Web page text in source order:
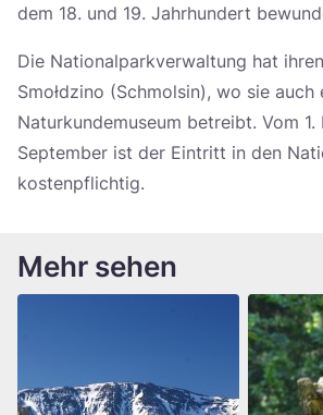
dem 18. und 19. Jahrhundert
Die Nationalparkverwaltung hat
Smołdzino (Schmolsin), wo sie auch
Naturkundemuseum betreibt. Vom
September ist der Eintritt in den
kostenpflichtig.
Mehr sehen